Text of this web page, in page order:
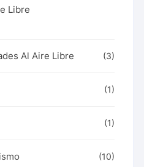
Libre
Al Aire Libre (3)
(1)
(1)
(10)